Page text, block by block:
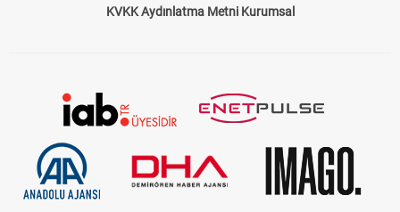
KVKK Aydınlatma Metni Kurumsal